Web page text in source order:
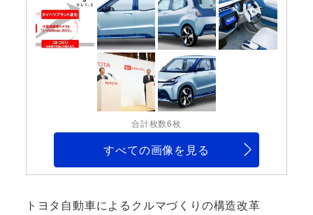
合計枚数6枚
すべての画像を見る
トヨタ自動車によるクルマづくりの構造改革